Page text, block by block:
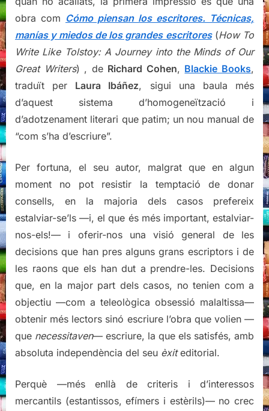
obra com Cómo piensan los escritores. Técnicas,
manías y miedos de los grandes escritores(How To
Write Like Tolstoy: A Journey into the Minds of Our
Great Writers) , de Richard Cohen, Blackie Books,
traduït per Laura Ibáñez, sigui una baula més
d’aquest sistema d’homogeneïtzació i
d’adotzenament literari que patim; un nou manual de
“com s’ha d’escriure”.
Per fortuna, el seu autor, malgrat que en algun
moment no pot resistir la temptació de donar
consells, en la majoria dels casos prefereix
estalviar-se’ls —i, el que és més important, estalviar-
nos-els!— i oferir-nos una visió general de les
decisions que han pres alguns grans escriptors i de
les raons que els han dut a prendre-les. Decisions
que, en la major part dels casos, no tenien com a
objectiu —com a teleològica obsessió malaltissa—
obtenir més lectors sinó escriure l’obra que volien —
que necessitaven—­ escriure, la que els satisfés, amb
absoluta independència del seu èxiteditorial.
Perquè —més enllà de criteris i d’interessos
mercantils (estantissos, efímers i estèrils)— no crec